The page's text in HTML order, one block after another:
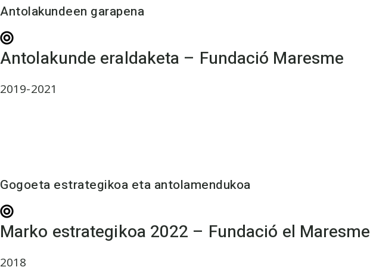
Antolakundeen garapena
Antolakunde eraldaketa – Fundació Maresme
2019-2021
Gogoeta estrategikoa eta antolamendukoa
Marko estrategikoa 2022 – Fundació el Maresme
2018